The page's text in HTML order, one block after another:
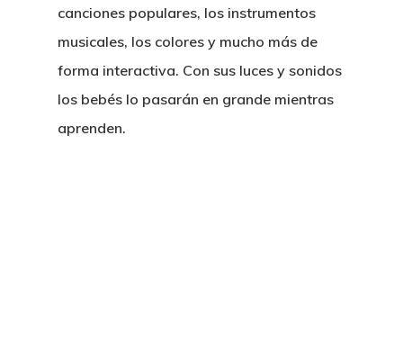
canciones populares, los instrumentos
musicales, los colores y mucho más de
forma interactiva. Con sus luces y sonidos
los bebés lo pasarán en grande mientras
aprenden.